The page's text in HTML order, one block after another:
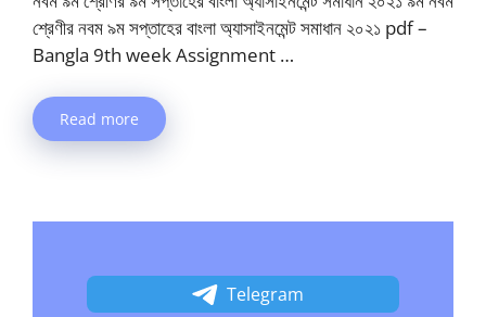
শ্রেণীর নবম ৯ম সপ্তাহের বাংলা অ্যাসাইনমেন্ট সমাধান ২০২১ pdf –
Bangla 9th week Assignment …
Read more
Telegram